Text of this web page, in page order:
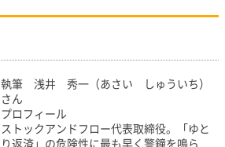
執筆 浅井 秀一（あさい しゅういち）
さん
プロフィール
ストックアンドフロー代表取締役。「ゆと
り返済」の危険性に最も早く警鐘を鳴ら